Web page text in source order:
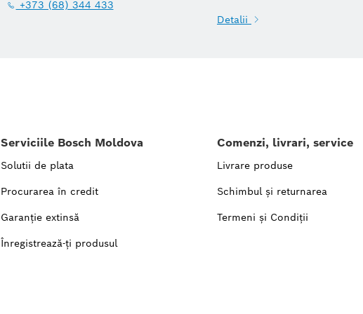
+373 (68) 344 433
Detalii
Serviciile Bosch Moldova
Solutii de plata
Procurarea în credit
Garanție extinsă
Înregistrează-ți produsul
Comenzi, livrari, service
Livrare produse
Schimbul și returnarea
Termeni și Condiții